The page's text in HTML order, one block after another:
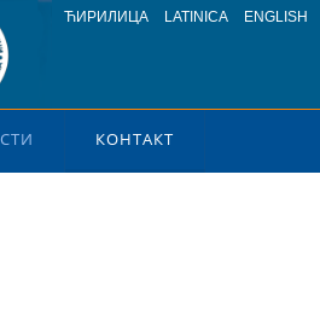
ЋИРИЛИЦА LATINICA ENGLISH
КОНТАКТ